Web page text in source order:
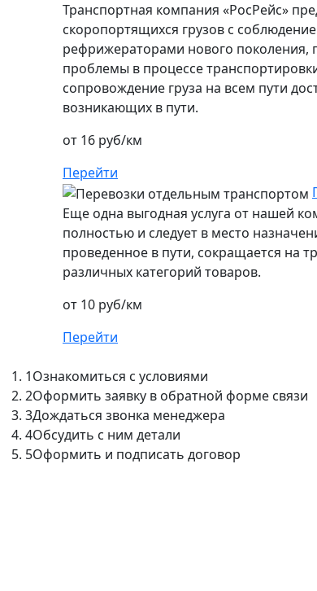
Транспортная компания «РосРейс»
скоропортящихся грузов с
рефрижераторами нового поколения,
проблемы в процессе
сопровождение груза на всем пути
возникающих в пути.
от 16 руб/км
Перейти
Еще одна выгодная услуга от нашей
полностью и следует в место
проведенное в пути, сокращается на
различных категорий товаров.
от 10 руб/км
Перейти
1Ознакомиться с условиями
2Оформить заявку в обратной форме связи
3Дождаться звонка менеджера
4Обсудить с ним детали
5Оформить и подписать договор